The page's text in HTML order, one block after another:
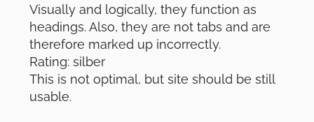
Visually and logically, they function as
headings. Also, they are not tabs and are
therefore marked up incorrectly.
Rating: silber
This is not optimal, but site should be still
usable.